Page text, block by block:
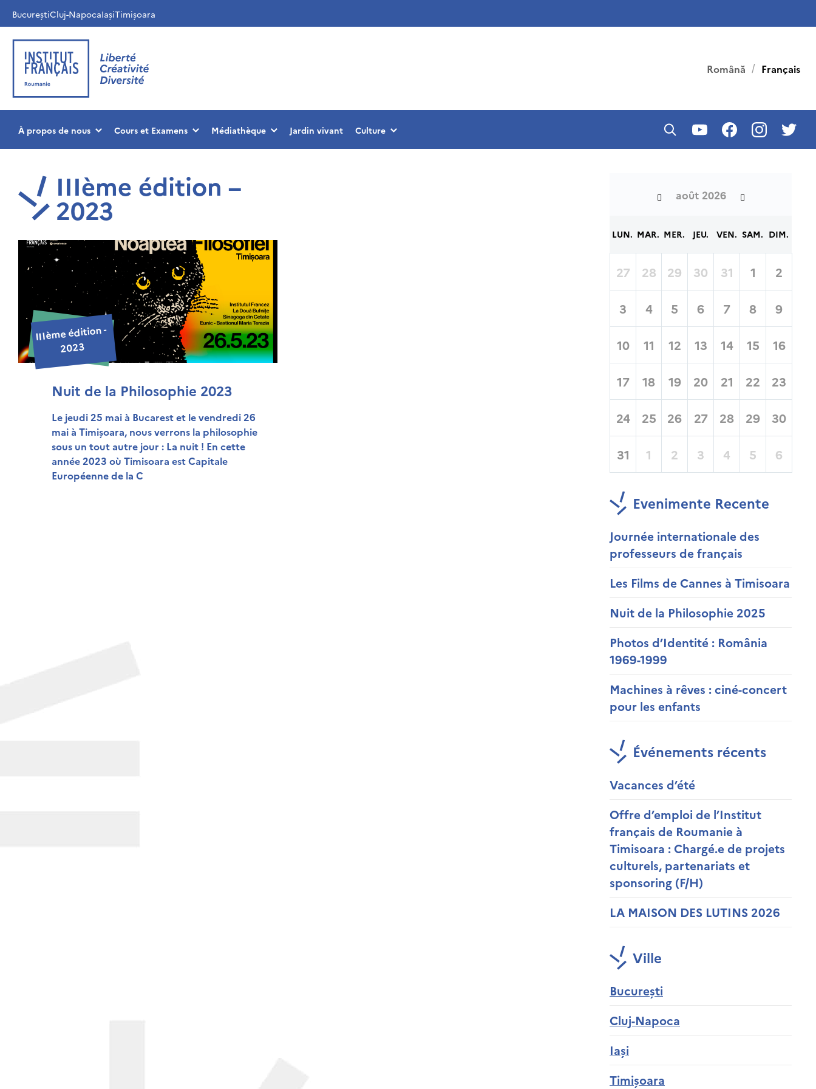
BucureștiCluj-NapocaIașiTimișoara
Română Français
À propos de nous Cours et Examens Médiathèque Jardin vivant Culture
IIIème édition –
2023
IIIème édition -
2023
Nuit de la Philosophie 2023
Le jeudi 25 mai à Bucarest et le vendredi 26
mai à Timișoara, nous verrons la philosophie
sous un tout autre jour : La nuit ! En cette
année 2023 où Timisoara est Capitale
Européenne de la C
août 2026
LUN. MAR. MER. JEU. VEN. SAM. DIM.
27 28 29 30 31 1 2
3 4 5 6 7 8 9
10 11 12 13 14 15 16
17 18 19 20 21 22 23
24 25 26 27 28 29 30
31 1 2 3 4 5 6
Evenimente Recente
Journée internationale des
professeurs de français
Les Films de Cannes à Timisoara
Nuit de la Philosophie 2025
Photos d’Identité : România
1969-1999
Machines à rêves : ciné-concert
pour les enfants
Événements récents
Vacances d’été
Offre d’emploi de l’Institut
français de Roumanie à
Timisoara : Chargé.e de projets
culturels, partenariats et
sponsoring (F/H)
LA MAISON DES LUTINS 2026
Ville
București
Cluj-Napoca
Iași
Timișoara